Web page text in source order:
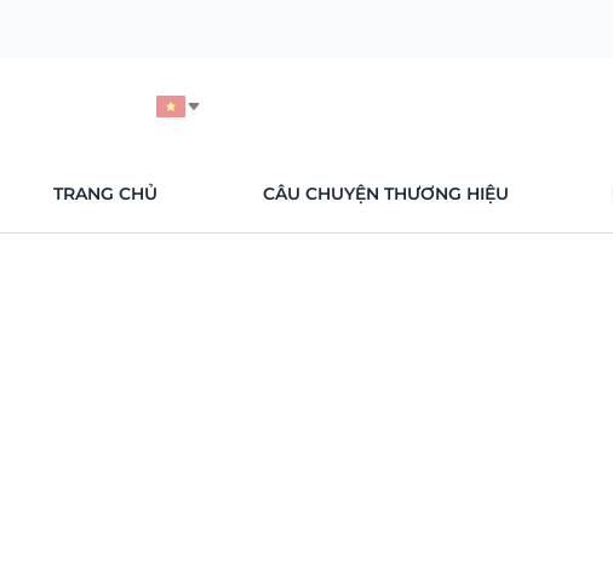
TRANG CHỦ CÂU CHUYỆN THƯƠNG HIỆU